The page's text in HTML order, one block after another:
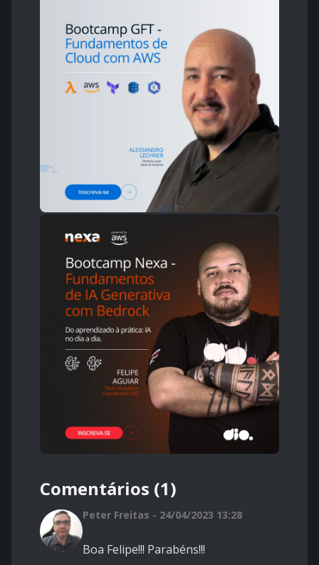
Comentários (1)
Peter Freitas - 24/04/2023 13:28
Boa Felipe!!! Parabéns!!!